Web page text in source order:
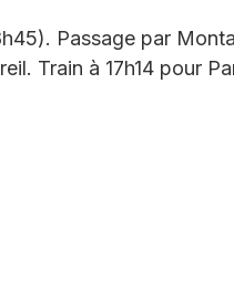
Passage par
Train à 17h14 pour